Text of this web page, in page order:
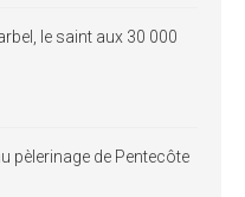
le saint aux 30 000
pèlerinage de Pentecôte